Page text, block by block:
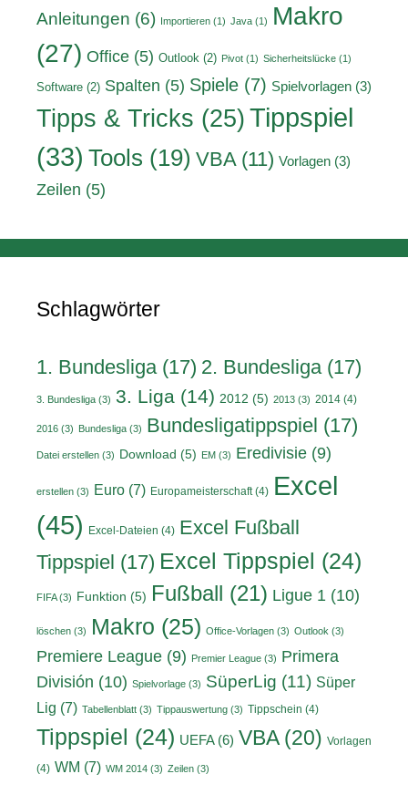
Anleitungen (6) Importieren (1) Java (1)
Makro
(27) Office (5) Outlook (2) Pivot (1) Sicherheitslücke (1)
Software (2) Spalten (5) Spiele (7) Spielvorlagen (3)
Tipps & Tricks (25)Tippspiel
(33) Tools (19) VBA (11) Vorlagen (3)
Zeilen (5)
Schlagwörter
1. Bundesliga (17) 2. Bundesliga (17)
3. Bundesliga (3) 3. Liga (14) 2012 (5) 2013 (3) 2014 (4)
2016 (3) Bundesliga (3) Bundesligatippspiel (17)
Datei erstellen (3) Download (5) EM (3) Eredivisie (9)
erstellen (3) Euro (7) Europameisterschaft(4) Excel
(45) Excel-Dateien (4) Excel Fußball
Tippspiel (17) Excel Tippspiel (24)
FIFA(3) Funktion (5) Fußball (21) Ligue 1 (10)
löschen (3) Makro (25) Office-Vorlagen (3) Outlook (3)
Premiere League (9) Premier League (3) Primera
División (10) Spielvorlage (3) SüperLig (11) Süper
Lig (7) Tabellenblatt (3) Tippauswertung (3) Tippschein (4)
Tippspiel (24) UEFA(6) VBA(20) Vorlagen
(4) WM (7) WM 2014 (3) Zeilen (3)